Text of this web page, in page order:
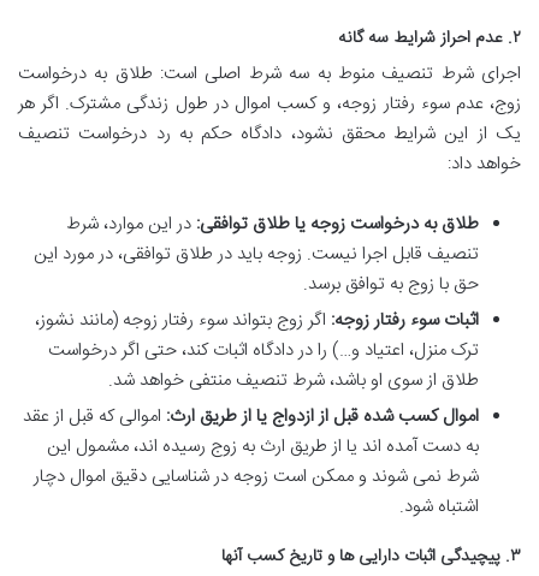
۲. عدم احراز شرایط سه گانه
اجرای شرط تنصیف منوط به سه شرط اصلی است: طلاق به درخواست
زوج، عدم سوء رفتار زوجه، و کسب اموال در طول زندگی مشترک. اگر هر
یک از این شرایط محقق نشود، دادگاه حکم به رد درخواست تنصیف
خواهد داد:
طلاق به درخواست زوجه یا طلاق توافقی: در این موارد، شرط
تنصیف قابل اجرا نیست. زوجه باید در طلاق توافقی، در مورد این
حق با زوج به توافق برسد.
اثبات سوء رفتار زوجه: اگر زوج بتواند سوء رفتار زوجه (مانند نشوز،
ترک منزل، اعتیاد و…) را در دادگاه اثبات کند، حتی اگر درخواست
طلاق از سوی او باشد، شرط تنصیف منتفی خواهد شد.
اموال کسب شده قبل از ازدواج یا از طریق ارث: اموالی که قبل از عقد
به دست آمده اند یا از طریق ارث به زوج رسیده اند، مشمول این
شرط نمی شوند و ممکن است زوجه در شناسایی دقیق اموال دچار
اشتباه شود.
۳. پیچیدگی اثبات دارایی ها و تاریخ کسب آنها